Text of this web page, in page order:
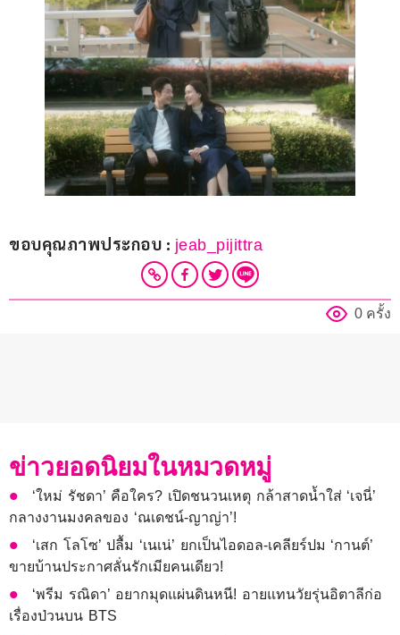
ขอบคุณภาพประกอบ : jeab_pijittra
0 ครั้ง
ข่าวยอดนิยมในหมวดหมู่
‘ใหม่ รัชดา’ คือใคร? เปิดชนวนเหตุ กล้าสาดน้ำใส่ ‘เจนี่’
กลางงานมงคลของ ‘ณเดชน์-ญาญ่า’!
‘เสก โลโซ’ ปลื้ม ‘เนเน่’ ยกเป็นไอดอล-เคลียร์ปม ‘กานต์’
ขายบ้านประกาศลั่นรักเมียคนเดียว!
‘พรีม รณิดา’ อยากมุดแผ่นดินหนี! อายแทนวัยรุ่นอิตาลีก่อ
เรื่องป่วนบน BTS